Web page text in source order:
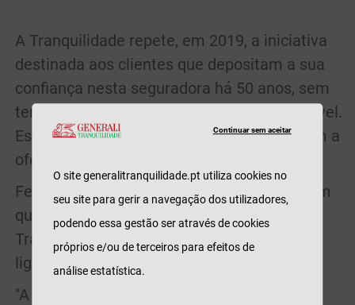
A Tranquilidade repete, em 2019, a iniciativa
destinada aos clientes que depositam a sua
confiança nesta seguradora há 50 anos, sem
terem registado qualquer acidente automóvel.
Estes clientes especiais são premiados com a
oferta de um ano do seu seguro.
Feito o balanço de um ano de campanha, em
que já foram premiados 270 clientes, a
Tranquilidade quer continuar a celebrar as
ligações duradouras e a condução segura.
"A lealdade à marca e o comportamento
Continuar sem aceitar
O site generalitranquilidade.pt utiliza cookies no
seu site para gerir a navegação dos utilizadores,
podendo essa gestão ser através de cookies
próprios e/ou de terceiros para efeitos de
análise estatística.